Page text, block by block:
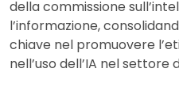
della commissione
l’informazione,
chiave nel promuovere
nell’uso dell’IA nel settore